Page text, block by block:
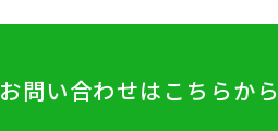
お問い合わせはこちらから